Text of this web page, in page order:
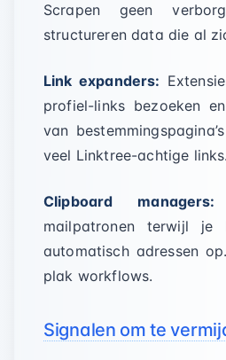
Scrapen geen
structureren data die al
Link expanders:
profiel-links bezoeken
van
veel Linktree-achtige links.
Clipboard managers:
mailpatronen terwijl je
automatisch adressen
plak workflows.
Signalen om te